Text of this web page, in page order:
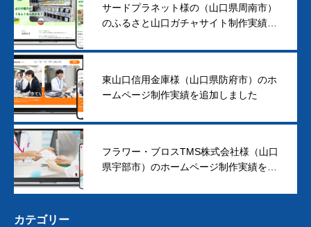
サードプラネット様の（山口県周南市）
のふるさと山口ガチャサイト制作実績を
東山口信用金庫様（山口県防府市）のホ
ームページ制作実績を追加しました
フラワー・ブロスTMS株式会社様（山口
県宇部市）のホームページ制作実績を追
カテゴリー